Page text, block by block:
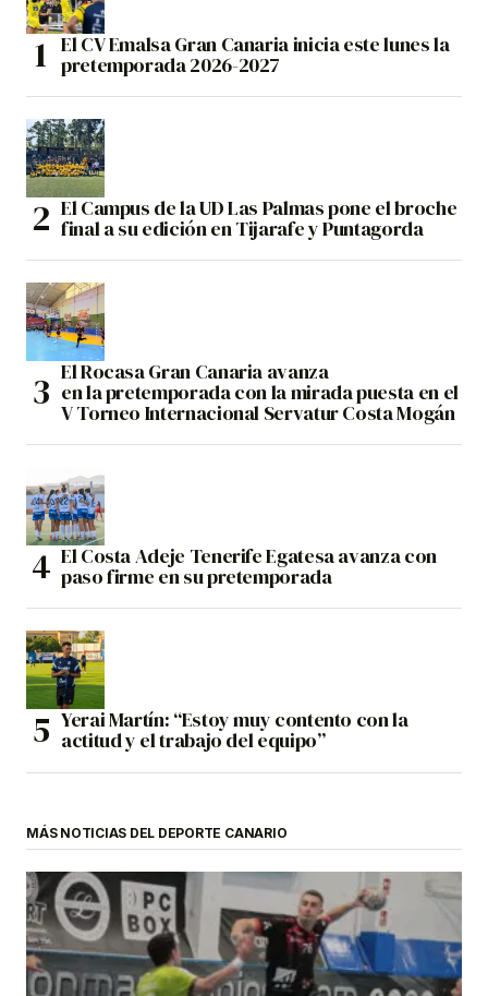
El CV Emalsa Gran Canaria inicia este lunes la
pretemporada 2026-2027
El Campus de la UD Las Palmas pone el broche
final a su edición en Tijarafe y Puntagorda
El Rocasa Gran Canaria avanza
en la pretemporada con la mirada puesta en el
V Torneo Internacional Servatur Costa Mogán
El Costa Adeje Tenerife Egatesa avanza con
paso firme en su pretemporada
Yerai Martín: “Estoy muy contento con la
actitud y el trabajo del equipo”
MÁS NOTICIAS DEL DEPORTE CANARIO